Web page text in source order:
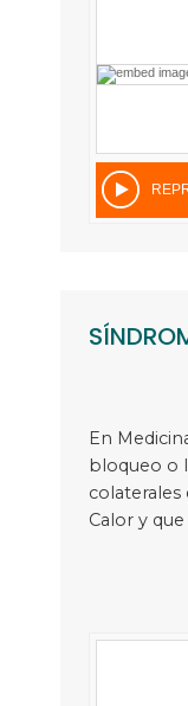
En
bloqueo o
Calor y